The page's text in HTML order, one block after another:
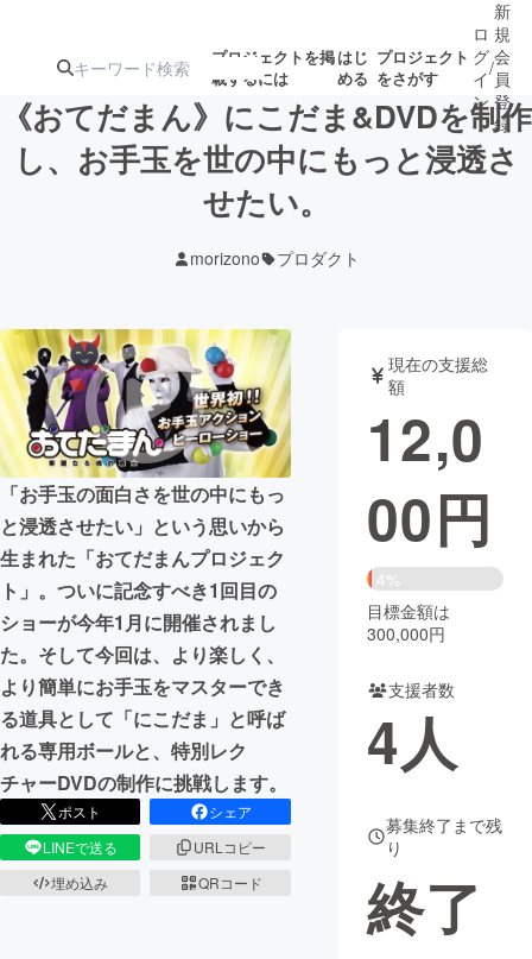
プロジェクトを掲
載するには
はじ
める
プロジェクト
をさがす
注目の新着プロ 募集終了が近いプ
テクノロジー・ガジェット
映像・映画 書籍・雑誌
ビジネス・起業 チャレンジ
まちづくり・地域活性化
CAMPFIRE for Social Good
CAMPFIRE Creation
CAMPFIREふるさと納税machi-ya コミュニティ
ロ
グ
イ
ン
/
新
規
会
員
登
録
《おてだまん》にこだま&DVDを制作
し、お手玉を世の中にもっと浸透さ
せたい。
morizono プロダクト
「お手玉の面白さを世の中にもっ
と浸透させたい」という思いから
生まれた「おてだまんプロジェク
ト」。ついに記念すべき1回目の
ショーが今年1月に開催されまし
た。そして今回は、より楽しく、
より簡単にお手玉をマスターでき
る道具として「にこだま」と呼ば
れる専用ボールと、特別レク
チャーDVDの制作に挑戦します。
ポスト
シェア
LINEで送る
URLコピー
埋め込み
QRコード
現在の支援総
額
12,0
00円
4%
目標金額は
300,000円
支援者数
4人
募集終了まで残
り
終了